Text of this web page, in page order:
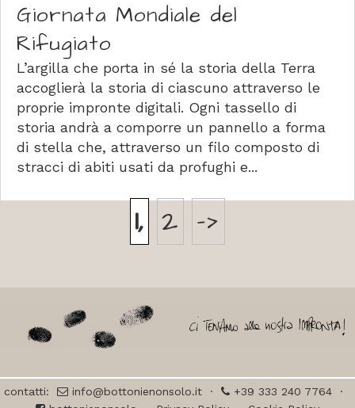
Giornata Mondiale del
Rifugiato
L’argilla che porta in sé la storia della Terra
accoglierà la storia di ciascuno attraverso le
proprie impronte digitali. Ogni tassello di
storia andrà a comporre un pannello a forma
di stella che, attraverso un filo composto di
stracci di abiti usati da profughi e...
1 2 ->
contatti: info@bottonienonsolo.it · +39 333 240 7764 ·